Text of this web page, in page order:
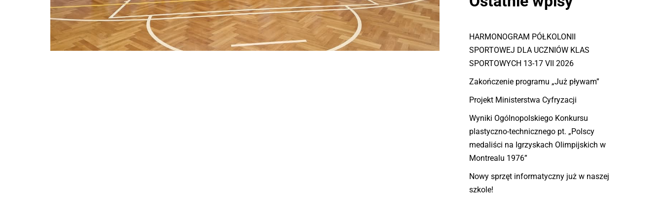
HARMONOGRAM PÓŁKOLONII
SPORTOWEJ DLA UCZNIÓW KLAS
SPORTOWYCH 13-17 VII 2026
Zakończenie programu „Już pływam”
Projekt Ministerstwa Cyfryzacji
Wyniki Ogólnopolskiego Konkursu
plastyczno-technicznego pt. „Polscy
medaliści na Igrzyskach Olimpijskich w
Montrealu 1976”
Nowy sprzęt informatyczny już w naszej
szkole!